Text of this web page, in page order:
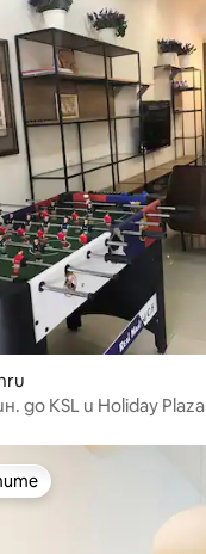
до KSL и Holiday